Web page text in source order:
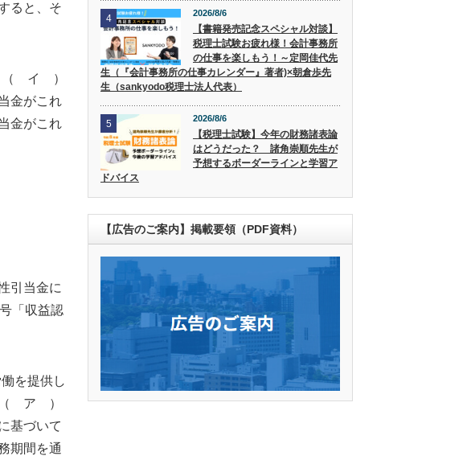
ると、そ
（ イ ）
金がこれ
金がこれ
引当金に
「収益認
を提供し
（ ア ）
基づいて
期間を通
4 2026/8/6
【書籍発売記念スペシャル対談】
税理士試験お疲れ様！会計事務所
の仕事を楽しもう！～定岡佳代先
生（『会計事務所の仕事カレンダー』著者)×朝倉歩先
生（sankyodo税理士法人代表）
5 2026/8/6
【税理士試験】今年の財務諸表論
はどうだった？ 諸角崇順先生が
予想するボーダーラインと学習ア
ドバイス
【広告のご案内】掲載要領（PDF資料）